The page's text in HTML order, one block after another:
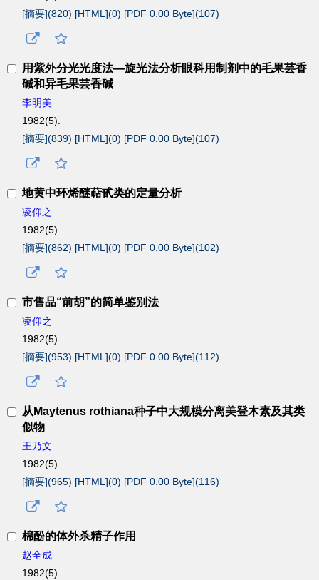
[摘要](820) [HTML](0) [PDF 0.00 Byte](107)
用紫外分光光度法—旋光法分析眼科用制剂中的毛果芸香
碱和异毛果芸香碱
李明美
1982(5).
[摘要](839) [HTML](0) [PDF 0.00 Byte](107)
地黄中环烯醚萜甙类的定量分析
凌仰之
1982(5).
[摘要](862) [HTML](0) [PDF 0.00 Byte](102)
市售品“前胡”的简单鉴别法
凌仰之
1982(5).
[摘要](953) [HTML](0) [PDF 0.00 Byte](112)
从Maytenus rothiana种子中大规模分离美登木素及其类
似物
王乃文
1982(5).
[摘要](965) [HTML](0) [PDF 0.00 Byte](116)
棉酚的体外杀精子作用
赵全成
1982(5).